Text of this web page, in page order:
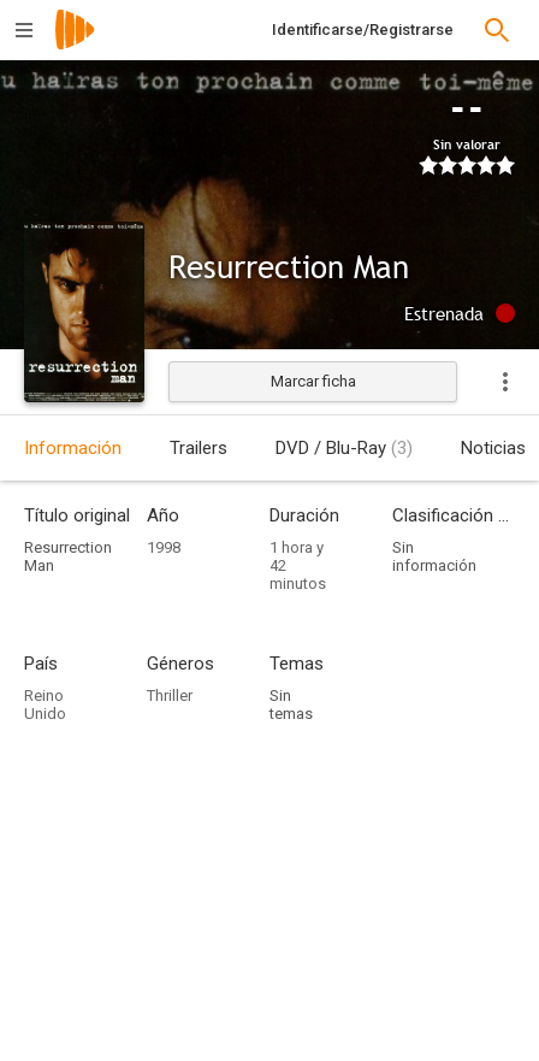
Identificarse/Registrarse
--
Sin valorar
Resurrection Man
Estrenada
Marcar ficha
Información Trailers DVD / Blu-Ray (3) Noticias
Título original
Resurrection
Man
Año
1998
Duración
1 hora y
42
minutos
Clasificación por edades
Sin
información
País
Reino
Unido
Géneros
Thriller
Temas
Sin
temas